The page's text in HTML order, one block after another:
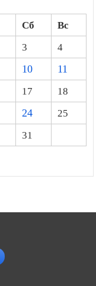
Сб
Вс
3
4
10
11
17
18
24
25
31